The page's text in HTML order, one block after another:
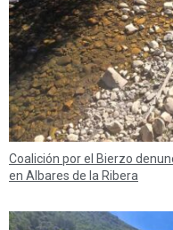
Coalición por el Bierzo
en Albares de la Ribera